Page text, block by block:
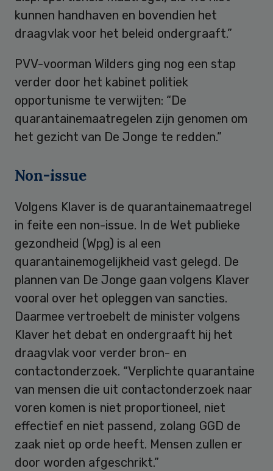
kunnen handhaven en bovendien het
draagvlak voor het beleid ondergraaft.”
PVV-voorman Wilders ging nog een stap
verder door het kabinet politiek
opportunisme te verwijten: “De
quarantainemaatregelen zijn genomen om
het gezicht van De Jonge te redden.”
Non-issue
Volgens Klaver is de quarantainemaatregel
in feite een non-issue. In de Wet publieke
gezondheid (Wpg) is al een
quarantainemogelijkheid vast gelegd. De
plannen van De Jonge gaan volgens Klaver
vooral over het opleggen van sancties.
Daarmee vertroebelt de minister volgens
Klaver het debat en ondergraaft hij het
draagvlak voor verder bron- en
contactonderzoek. “Verplichte quarantaine
van mensen die uit contactonderzoek naar
voren komen is niet proportioneel, niet
effectief en niet passend, zolang GGD de
zaak niet op orde heeft. Mensen zullen er
door worden afgeschrikt.”